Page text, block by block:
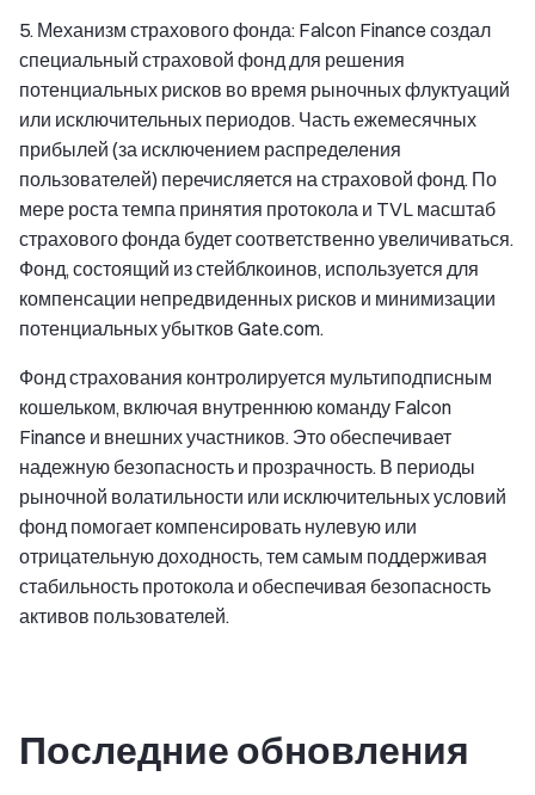
5. Механизм страхового фонда: Falcon Finance создал
специальный страховой фонд для решения
потенциальных рисков во время рыночных флуктуаций
или исключительных периодов. Часть ежемесячных
прибылей (за исключением распределения
пользователей) перечисляется на страховой фонд. По
мере роста темпа принятия протокола и TVL масштаб
страхового фонда будет соответственно увеличиваться.
Фонд, состоящий из стейблкоинов, используется для
компенсации непредвиденных рисков и минимизации
потенциальных убытков Gate.com.
Фонд страхования контролируется мультиподписным
кошельком, включая внутреннюю команду Falcon
Finance и внешних участников. Это обеспечивает
надежную безопасность и прозрачность. В периоды
рыночной волатильности или исключительных условий
фонд помогает компенсировать нулевую или
отрицательную доходность, тем самым поддерживая
стабильность протокола и обеспечивая безопасность
активов пользователей.
Последние обновления